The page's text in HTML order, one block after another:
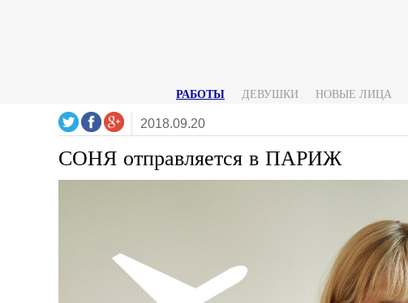
РАБОТЫ ДЕВУШКИ НОВЫЕ ЛИЦА
2018.09.20
СОНЯ отправляется в ПАРИЖ